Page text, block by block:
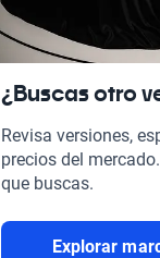
¿Buscas otro
Revisa versiones,
precios del
que buscas.
Explorar